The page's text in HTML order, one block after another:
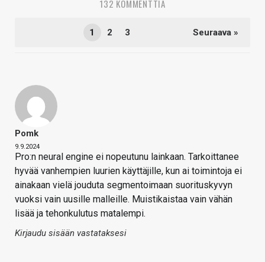
132 KOMMENTTIA
1 2 3 Seuraava »
Pomk
9.9.2024
Pro:n neural engine ei nopeutunu lainkaan. Tarkoittanee
hyvää vanhempien luurien käyttäjille, kun ai toimintoja ei
ainakaan vielä jouduta segmentoimaan suorituskyvyn
vuoksi vain uusille malleille. Muistikaistaa vain vähän
lisää ja tehonkulutus matalempi.
Kirjaudu sisään vastataksesi